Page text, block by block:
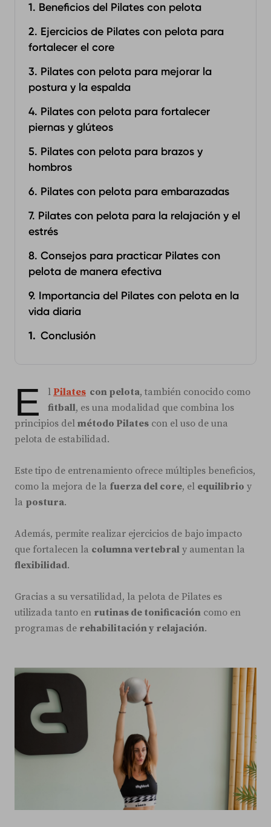
1. Beneficios del Pilates con pelota
2. Ejercicios de Pilates con pelota para
fortalecer el core
3. Pilates con pelota para mejorar la
postura y la espalda
4. Pilates con pelota para fortalecer
piernas y glúteos
5. Pilates con pelota para brazos y
hombros
6. Pilates con pelota para embarazadas
7. Pilates con pelota para la relajación y el
estrés
8. Consejos para practicar Pilates con
pelota de manera efectiva
9. Importancia del Pilates con pelota en la
vida diaria
Conclusión
E l Pilates con pelota, también conocido como
fitball, es una modalidad que combina los
principios del método Pilates con el uso de una
pelota de estabilidad.
Este tipo de entrenamiento ofrece múltiples beneficios,
como la mejora de la fuerza del core, el equilibrio y
la postura.
Además, permite realizar ejercicios de bajo impacto
que fortalecen la columna vertebral y aumentan la
flexibilidad.
Gracias a su versatilidad, la pelota de Pilates es
utilizada tanto en rutinas de tonificación como en
programas de rehabilitación y relajación.